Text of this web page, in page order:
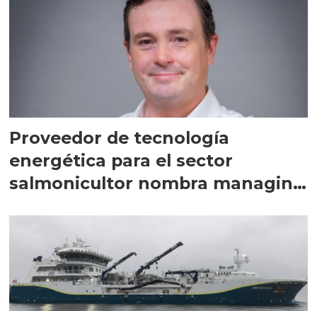
Proveedor de tecnología
energética para el sector
salmonicultor nombra managing